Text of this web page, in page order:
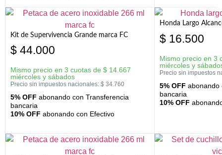
Kit de Supervivencia Grande marca FC
$ 44.000
Mismo precio en 3 cuotas de $ 14.667
miércoles y sábados
Precio sin impuestos nacionales: $ 34.760
5% OFF abonando con Transferencia
bancaria
10% OFF abonando con Efectivo
Honda Largo
$ 16.500
Mismo precio en 3
miércoles y
Precio sin impuestos
5% OFF abonando
bancaria
10% OFF